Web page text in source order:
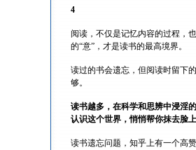
4
阅读，不仅是记忆内容的过程，
的“意”，才是读书的最高境界。
读过的书会遗忘，但阅读时留下
够。
读书越多，在科学和思辨中浸淫
认识这个世界，悄悄帮你抹去脸
读书遗忘问题，知乎上有一个高